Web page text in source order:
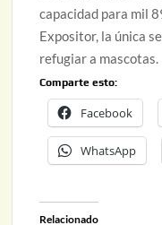
capacidad para mil
Expositor, la única
refugiar a mascotas.
Comparte esto:
Facebook
WhatsApp
Relacionado